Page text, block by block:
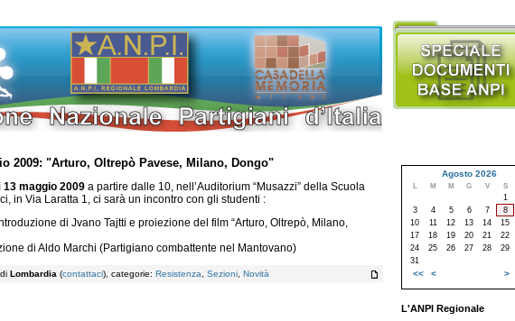
2009: "Arturo, Oltrepò Pavese, Milano, Dongo"
13 maggio 2009 a partire dalle 10, nell’Auditorium “Musazzi” della Scuola
in Via Laratta 1, ci sarà un incontro con gli studenti :
di Jvano Tajtti e proiezione del film “Arturo, Oltrepò, Milano,
di Aldo Marchi (Partigiano combattente nel Mantovano)
Lombardia (contattaci), categorie: Resistenza, Sezioni, Novità
Agosto 2026
L M M G V S
1
3
4 5 6 7 8
10
11 12 13 14 15
17
18 19 20 21 22
24
25 26 27 28 29
31
<< < >
L'ANPI Regionale